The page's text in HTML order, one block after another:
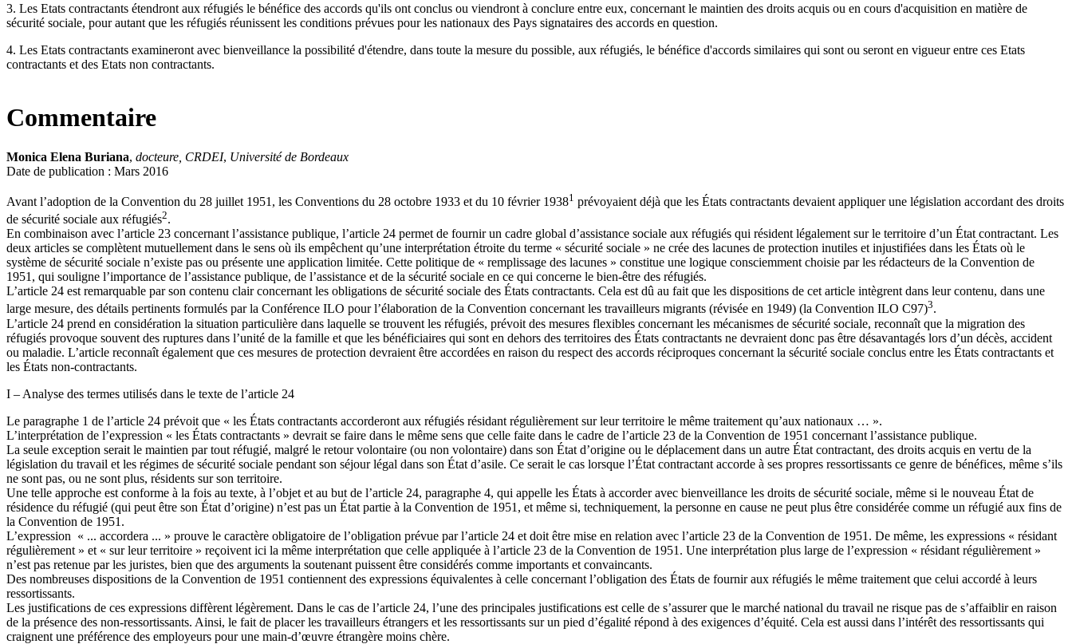
3. Les Etats contractants étendront aux réfugiés le bénéfice des accords qu'ils ont conclus ou viendront à conclure entre eux, concernant le maintien des droits acquis ou en cours d'acquisition en matière de
sécurité sociale, pour autant que les réfugiés réunissent les conditions prévues pour les nationaux des Pays signataires des accords en question.
4. Les Etats contractants examineront avec bienveillance la possibilité d'étendre, dans toute la mesure du possible, aux réfugiés, le bénéfice d'accords similaires qui sont ou seront en vigueur entre ces Etats
contractants et des Etats non contractants.
Commentaire
Monica Elena Buriana, docteure, CRDEI, Université de Bordeaux
Date de publication : Mars 2016
Avant l’adoption de la Convention du 28 juillet 1951, les Conventions du 28 octobre 1933 et du 10 février 19381 prévoyaient déjà que les États contractants devaient appliquer une législation accordant des droits
de sécurité sociale aux réfugiés2.
En combinaison avec l’article 23 concernant l’assistance publique, l’article 24 permet de fournir un cadre global d’assistance sociale aux réfugiés qui résident légalement sur le territoire d’un État contractant. Les
deux articles se complètent mutuellement dans le sens où ils empêchent qu’une interprétation étroite du terme « sécurité sociale » ne crée des lacunes de protection inutiles et injustifiées dans les États où le
système de sécurité sociale n’existe pas ou présente une application limitée. Cette politique de « remplissage des lacunes » constitue une logique consciemment choisie par les rédacteurs de la Convention de
1951, qui souligne l’importance de l’assistance publique, de l’assistance et de la sécurité sociale en ce qui concerne le bien-être des réfugiés.
L’article 24 est remarquable par son contenu clair concernant les obligations de sécurité sociale des États contractants. Cela est dû au fait que les dispositions de cet article intègrent dans leur contenu, dans une
large mesure, des détails pertinents formulés par la Conférence ILO pour l’élaboration de la Convention concernant les travailleurs migrants (révisée en 1949) (la Convention ILO C97)3.
L’article 24 prend en considération la situation particulière dans laquelle se trouvent les réfugiés, prévoit des mesures flexibles concernant les mécanismes de sécurité sociale, reconnaît que la migration des
réfugiés provoque souvent des ruptures dans l’unité de la famille et que les bénéficiaires qui sont en dehors des territoires des États contractants ne devraient donc pas être désavantagés lors d’un décès, accident
ou maladie. L’article reconnaît également que ces mesures de protection devraient être accordées en raison du respect des accords réciproques concernant la sécurité sociale conclus entre les États contractants et
les États non-contractants.
I – Analyse des termes utilisés dans le texte de l’article 24
Le paragraphe 1 de l’article 24 prévoit que « les États contractants accorderont aux réfugiés résidant régulièrement sur leur territoire le même traitement qu’aux nationaux … ».
L’interprétation de l’expression « les États contractants » devrait se faire dans le même sens que celle faite dans le cadre de l’article 23 de la Convention de 1951 concernant l’assistance publique.
La seule exception serait le maintien par tout réfugié, malgré le retour volontaire (ou non volontaire) dans son État d’origine ou le déplacement dans un autre État contractant, des droits acquis en vertu de la
législation du travail et les régimes de sécurité sociale pendant son séjour légal dans son État d’asile. Ce serait le cas lorsque l’État contractant accorde à ses propres ressortissants ce genre de bénéfices, même s’ils
ne sont pas, ou ne sont plus, résidents sur son territoire.
Une telle approche est conforme à la fois au texte, à l’objet et au but de l’article 24, paragraphe 4, qui appelle les États à accorder avec bienveillance les droits de sécurité sociale, même si le nouveau État de
résidence du réfugié (qui peut être son État d’origine) n’est pas un État partie à la Convention de 1951, et même si, techniquement, la personne en cause ne peut plus être considérée comme un réfugié aux fins de
la Convention de 1951.
L’expression « ... accordera ... » prouve le caractère obligatoire de l’obligation prévue par l’article 24 et doit être mise en relation avec l’article 23 de la Convention de 1951. De même, les expressions « résidant
régulièrement » et « sur leur territoire » reçoivent ici la même interprétation que celle appliquée à l’article 23 de la Convention de 1951. Une interprétation plus large de l’expression « résidant régulièrement »
n’est pas retenue par les juristes, bien que des arguments la soutenant puissent être considérés comme importants et convaincants.
Des nombreuses dispositions de la Convention de 1951 contiennent des expressions équivalentes à celle concernant l’obligation des États de fournir aux réfugiés le même traitement que celui accordé à leurs
ressortissants.
Les justifications de ces expressions diffèrent légèrement. Dans le cas de l’article 24, l’une des principales justifications est celle de s’assurer que le marché national du travail ne risque pas de s’affaiblir en raison
de la présence des non-ressortissants. Ainsi, le fait de placer les travailleurs étrangers et les ressortissants sur un pied d’égalité répond à des exigences d’équité. Cela est aussi dans l’intérêt des ressortissants qui
craignent une préférence des employeurs pour une main-d’œuvre étrangère moins chère.